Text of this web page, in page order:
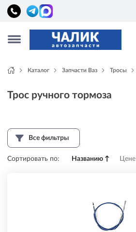
Каталог Запчасти Ваз Тросы
Трос ручного тормоза
Все фильтры
Сортировать по: Названию ↑ Цене